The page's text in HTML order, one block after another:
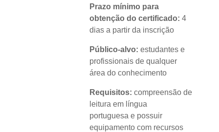
Prazo mínimo para
obtenção do certificado: 4
dias a partir da inscrição
Público-alvo: estudantes e
profissionais de qualquer
área do conhecimento
Requisitos: compreensão de
leitura em língua
portuguesa e possuir
equipamento com recursos